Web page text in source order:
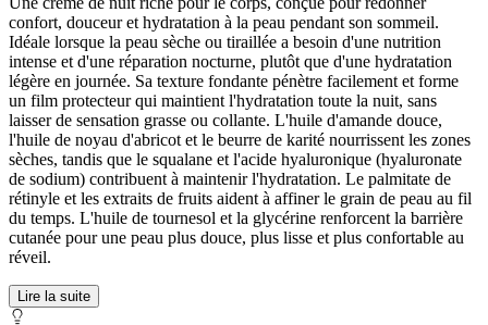
confort, douceur et hydratation à la peau pendant son sommeil.
Idéale lorsque la peau sèche ou tiraillée a besoin d'une nutrition
intense et d'une réparation nocturne, plutôt que d'une hydratation
légère en journée. Sa texture fondante pénètre facilement et forme
un film protecteur qui maintient l'hydratation toute la nuit, sans
laisser de sensation grasse ou collante. L'huile d'amande douce,
l'huile de noyau d'abricot et le beurre de karité nourrissent les zones
sèches, tandis que le squalane et l'acide hyaluronique (hyaluronate
de sodium) contribuent à maintenir l'hydratation. Le palmitate de
rétinyle et les extraits de fruits aident à affiner le grain de peau au fil
du temps. L'huile de tournesol et la glycérine renforcent la barrière
cutanée pour une peau plus douce, plus lisse et plus confortable au
réveil.
Lire la suite